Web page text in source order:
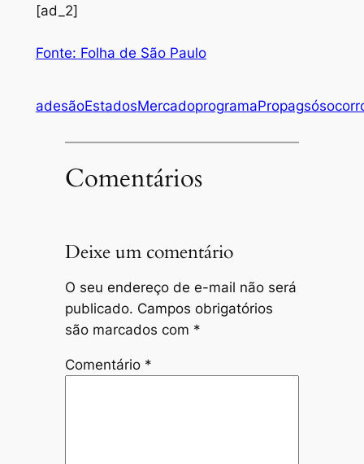
[ad_2]
Fonte: Folha de São Paulo
adesãoEstadosMercadoprogramaPropagsó
Comentários
Deixe um comentário
O seu endereço de e-mail não será
publicado. Campos obrigatórios
são marcados com *
Comentário *